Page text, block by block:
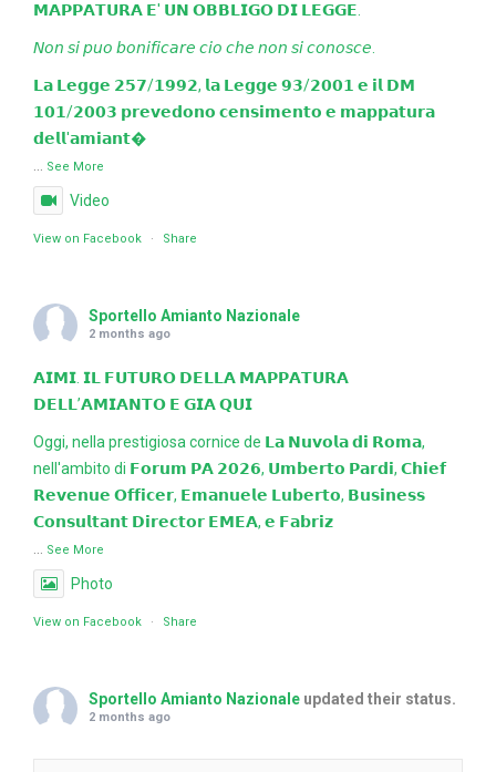
𝗠𝗔𝗣𝗣𝗔𝗧𝗨𝗥𝗔 𝗘' 𝗨𝗡 𝗢𝗕𝗕𝗟𝗜𝗚𝗢 𝗗𝗜 𝗟𝗘𝗚𝗚𝗘.
𝘕𝘰𝘯 𝘴𝘪 𝘱𝘶𝘰 𝘣𝘰𝘯𝘪𝘧𝘪𝘤𝘢𝘳𝘦 𝘤𝘪𝘰 𝘤𝘩𝘦 𝘯𝘰𝘯 𝘴𝘪 𝘤𝘰𝘯𝘰𝘴𝘤𝘦.
𝗟𝗮 𝗟𝗲𝗴𝗴𝗲 𝟮𝟱𝟳/𝟭𝟵𝟵𝟮, 𝗹𝗮 𝗟𝗲𝗴𝗴𝗲 𝟵𝟯/𝟮𝟬𝟬𝟭 𝗲 𝗶𝗹 𝗗𝗠
𝟭𝟬𝟭/𝟮𝟬𝟬𝟯 𝗽𝗿𝗲𝘃𝗲𝗱𝗼𝗻𝗼 𝗰𝗲𝗻𝘀𝗶𝗺𝗲𝗻𝘁𝗼 𝗲 𝗺𝗮𝗽𝗽𝗮𝘁𝘂𝗿𝗮
𝗱𝗲𝗹𝗹'𝗮𝗺𝗶𝗮𝗻𝘁
See More
Video
View on Facebook · Share
Sportello Amianto Nazionale
2 months ago
𝗔𝗜𝗠𝗜. 𝗜𝗟 𝗙𝗨𝗧𝗨𝗥𝗢 𝗗𝗘𝗟𝗟𝗔 𝗠𝗔𝗣𝗣𝗔𝗧𝗨𝗥𝗔
𝗗𝗘𝗟𝗟’𝗔𝗠𝗜𝗔𝗡𝗧𝗢 𝗘 𝗚𝗜𝗔 𝗤𝗨𝗜
Oggi, nella prestigiosa cornice de 𝗟𝗮 𝗡𝘂𝘃𝗼𝗹𝗮 𝗱𝗶 𝗥𝗼𝗺𝗮,
nell'ambito di 𝗙𝗼𝗿𝘂𝗺 𝗣𝗔 𝟮𝟬𝟮𝟲, 𝗨𝗺𝗯𝗲𝗿𝘁𝗼 𝗣𝗮𝗿𝗱𝗶, 𝗖𝗵𝗶𝗲𝗳
𝗥𝗲𝘃𝗲𝗻𝘂𝗲 𝗢𝗳𝗳𝗶𝗰𝗲𝗿, 𝗘𝗺𝗮𝗻𝘂𝗲𝗹𝗲 𝗟𝘂𝗯𝗲𝗿𝘁𝗼, 𝗕𝘂𝘀𝗶𝗻𝗲𝘀𝘀
𝗖𝗼𝗻𝘀𝘂𝗹𝘁𝗮𝗻𝘁 𝗗𝗶𝗿𝗲𝗰𝘁𝗼𝗿 𝗘𝗠𝗘𝗔, 𝗲 𝗙𝗮𝗯𝗿𝗶𝘇
See More
Photo
View on Facebook · Share
Sportello Amianto Nazionale updated their status.
2 months ago